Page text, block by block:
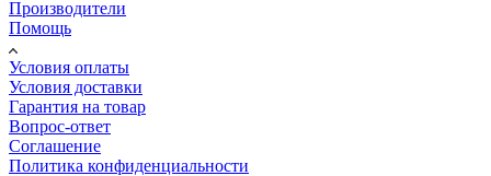
Производители
Помощь
Условия оплаты
Условия доставки
Гарантия на товар
Вопрос-ответ
Соглашение
Политика конфиденциальности